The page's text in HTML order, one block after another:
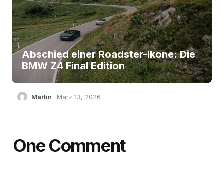
Abschied einer Roadster-Ikone: Die
BMW Z4 Final Edition
Martin März 13, 2026
One Comment